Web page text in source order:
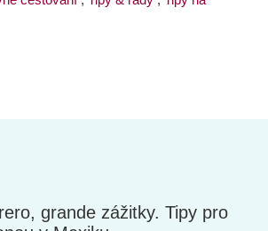
cestování , Tipy & rady
Tipy na